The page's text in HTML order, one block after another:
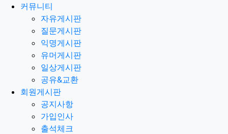
커뮤니티
자유게시판
질문게시판
익명게시판
유머게시판
일상게시판
공유&교환
회원게시판
공지사항
가입인사
출석체크